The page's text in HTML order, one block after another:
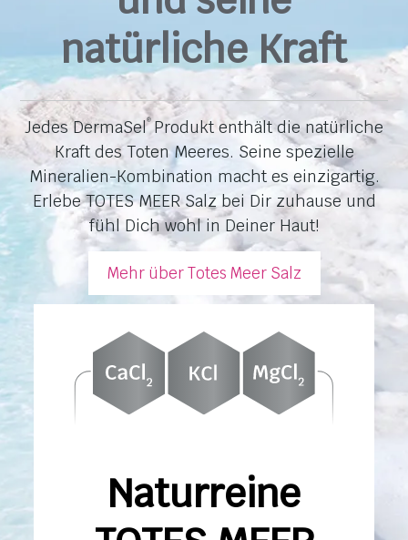
natürliche Kraft
Jedes DermaSel® Produkt enthält die natürliche
Kraft des Toten Meeres. Seine spezielle
Mineralien-Kombination macht es einzigartig.
Erlebe TOTES MEER Salz bei Dir zuhause und
fühl Dich wohl in Deiner Haut!
Mehr über Totes Meer Salz
Naturreine